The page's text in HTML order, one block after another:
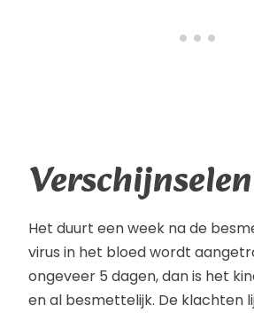
Verschijnselen
Het duurt een week na de
virus in het bloed wordt
ongeveer 5 dagen, dan is het
en al besmettelijk. De klachten